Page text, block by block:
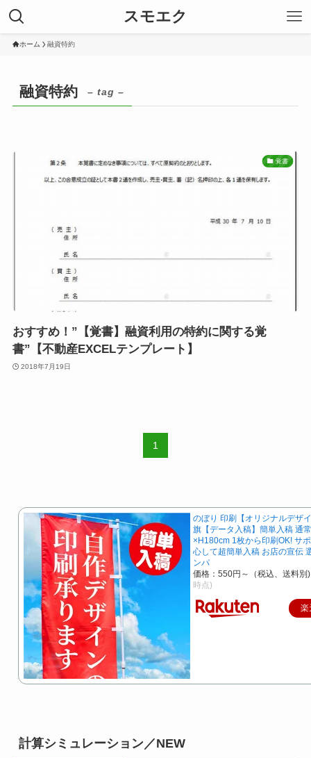
スモエク
ホーム 融資特約
融資特約 – tag –
覚書
おすすめ！”【覚書】融資利用の特約に関する覚
書”【不動産EXCELテンプレート】
2018年7月19日
1
のぼり 印刷【オリジナルデザ
旗【データ入稿】簡単入稿 通
×H180cm 1枚から印刷OK! サ
心して超簡単入稿 お店の宣伝
ンパ
価格：550円～（税込、送料別)
時点)
楽
計算シミュレーション／NEW